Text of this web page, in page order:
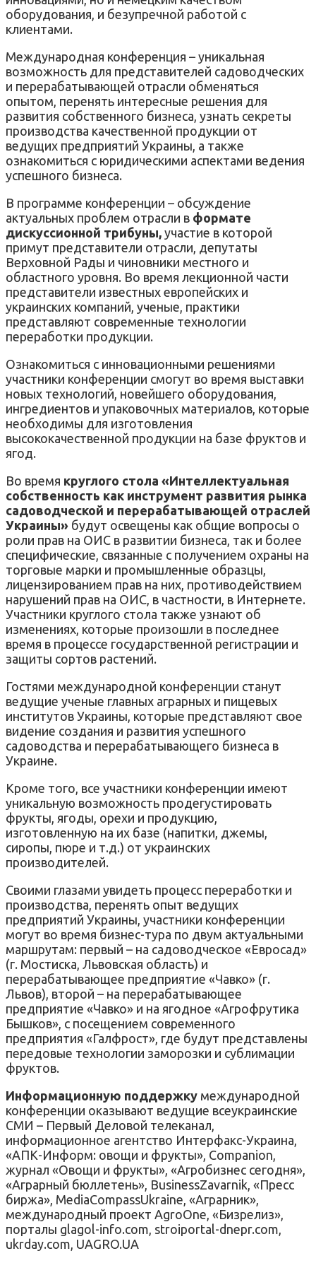
оборудования, и безупречной работой с
клиентами.
Международная конференция – уникальная
возможность для представителей садоводческих
и перерабатывающей отрасли обменяться
опытом, перенять интересные решения для
развития собственного бизнеса, узнать секреты
производства качественной продукции от
ведущих предприятий Украины, а также
ознакомиться с юридическими аспектами ведения
успешного бизнеса.
В программе конференции – обсуждение
актуальных проблем отрасли в формате
дискуссионной трибуны, участие в которой
примут представители отрасли, депутаты
Верховной Рады и чиновники местного и
областного уровня. Во время лекционной части
представители известных европейских и
украинских компаний, ученые, практики
представляют современные технологии
переработки продукции.
Ознакомиться с инновационными решениями
участники конференции смогут во время выставки
новых технологий, новейшего оборудования,
ингредиентов и упаковочных материалов, которые
необходимы для изготовления
высококачественной продукции на базе фруктов и
ягод.
Во время круглого стола «Интеллектуальная
собственность как инструмент развития рынка
садоводческой и перерабатывающей отраслей
Украины» будут освещены как общие вопросы о
роли прав на ОИС в развитии бизнеса, так и более
специфические, связанные с получением охраны на
торговые марки и промышленные образцы,
лицензированием прав на них, противодействием
нарушений прав на ОИС, в частности, в Интернете.
Участники круглого стола также узнают об
изменениях, которые произошли в последнее
время в процессе государственной регистрации и
защиты сортов растений.
Гостями международной конференции станут
ведущие ученые главных аграрных и пищевых
институтов Украины, которые представляют свое
видение создания и развития успешного
садоводства и перерабатывающего бизнеса в
Украине.
Кроме того, все участники конференции имеют
уникальную возможность продегустировать
фрукты, ягоды, орехи и продукцию,
изготовленную на их базе (напитки, джемы,
сиропы, пюре и т.д.) от украинских
производителей.
Своими глазами увидеть процесс переработки и
производства, перенять опыт ведущих
предприятий Украины, участники конференции
могут во время бизнес-тура по двум актуальными
маршрутам: первый – на садоводческое «Евросад»
(г. Мостиска, Львовская область) и
перерабатывающее предприятие «Чавко» (г.
Львов), второй – на перерабатывающее
предприятие «Чавко» и на ягодное «Агрофрутика
Бышков», с посещением современного
предприятия «Галфрост», где будут представлены
передовые технологии заморозки и сублимации
фруктов.
Информационную поддержку международной
конференции оказывают ведущие всеукраинские
СМИ – Первый Деловой телеканал,
информационное агентство Интерфакс-Украина,
«АПК-Информ: овощи и фрукты», Companion,
журнал «Овощи и фрукты», «Агробизнес сегодня»,
«Аграрный бюллетень», BusinessZavarnik, «Пресс
биржа», MediaCompassUkraine, «Аграрник»,
международный проект AgroOne, «Бизрелиз»,
порталы glagol-info.com, stroiportal-dnepr.com,
ukrday.com, UAGRO.UA